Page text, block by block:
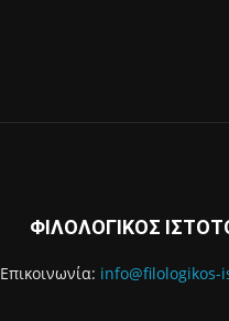
ΦΙΛΟΛΟΓΙΚΟΣ
Επικοινωνία: info@filologikos-